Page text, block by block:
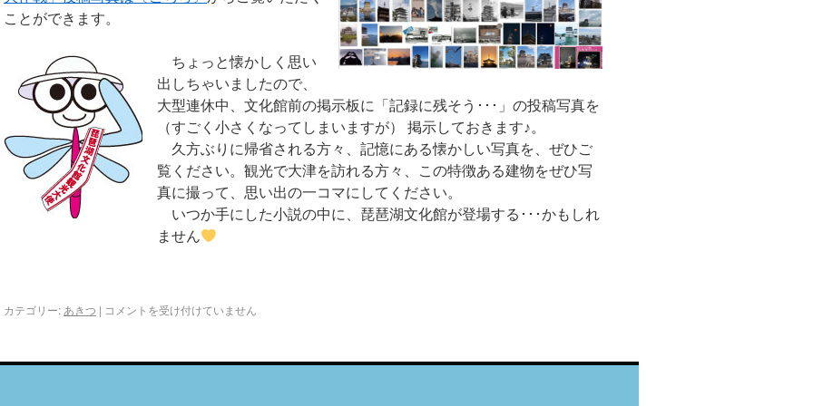
ことができます。
ちょっと懐かしく思い
出しちゃいましたので、
大型連休中、文化館前の掲示板に「記録に残そう･･･」の投稿写真を
（すごく小さくなってしまいますが） 掲示しておきます♪。
久方ぶりに帰省される方々、記憶にある懐かしい写真を、ぜひご
覧ください。観光で大津を訪れる方々、この特徴ある建物をぜひ写
真に撮って、思い出の一コマにしてください。
いつか手にした小説の中に、琵琶湖文化館が登場する･･･かもしれ
ません
カテゴリー: あきつ | コメントを受け付けていません